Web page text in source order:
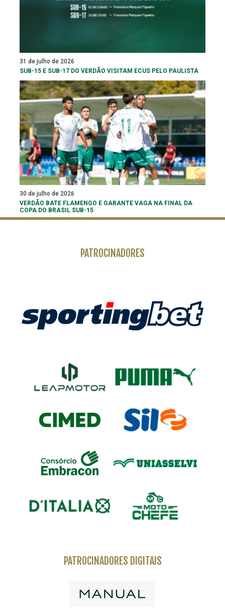
31 de julho de 2026
SUB-15 E SUB-17 DO VERDÃO VISITAM ECUS PELO PAULISTA
30 de julho de 2026
VERDÃO BATE FLAMENGO E GARANTE VAGA NA FINAL DA
COPA DO BRASIL SUB-15
PATROCINADORES
PATROCINADORES DIGITAIS